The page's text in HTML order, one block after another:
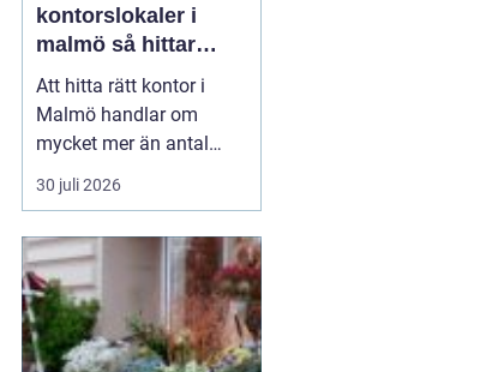
kontorslokaler i
malmö så hittar
företag rätt läge och
rätt lokal
Att hitta rätt kontor i
Malmö handlar om
mycket mer än antal
kvadratmeter och pris
per månad. Företag som
kontorslokaler i Malmö
behöver
väga in läge,
kommunikationer,...
30 juli 2026